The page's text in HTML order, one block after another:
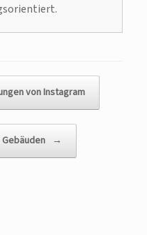
von Instagram
→